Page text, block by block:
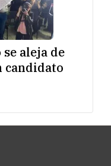
aleja de
candidato